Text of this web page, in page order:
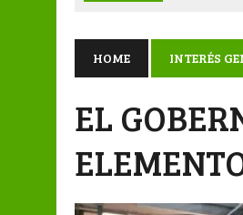
5 AGOSTO, 2026 | NAPENAY-
6 AGOSTO, 2026 |
HOME INTERÉS
EL